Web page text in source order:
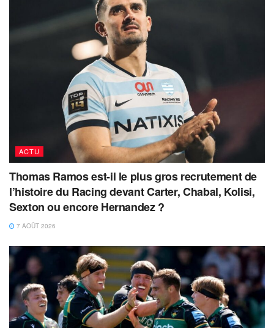
ACTU
Thomas Ramos est-il le plus gros recrutement de
l’histoire du Racing devant Carter, Chabal, Kolisi,
Sexton ou encore Hernandez ?
7 AOÛT 2026